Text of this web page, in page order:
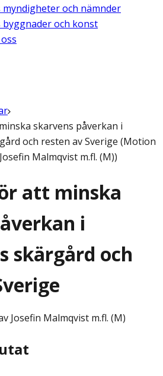
myndigheter och nämnder
byggnader och konst
skarvens påverkan i
och resten av Sverige (Motion
Malmqvist m.fl. (M))
att minska
i
skärgård och
Josefin Malmqvist m.fl. (M)